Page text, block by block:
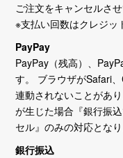
ご注文をキャンセルさせ
※支払い回数はクレジッ
PayPay
PayPay（残高）、
す。 ブラウザがSafari
連動されないことがあ
が生じた場合『銀行振
セル』のみの対応となり
銀行振込